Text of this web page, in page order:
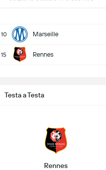
10 Marseille
15 Rennes
Testa a Testa
Rennes